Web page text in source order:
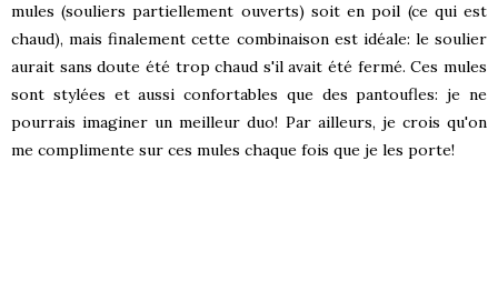
mules (souliers partiellement ouverts) soit en poil (ce qui est
chaud), mais finalement cette combinaison est idéale: le soulier
aurait sans doute été trop chaud s'il avait été fermé. Ces mules
sont stylées et aussi confortables que des pantoufles: je ne
pourrais imaginer un meilleur duo! Par ailleurs, je crois qu'on
me complimente sur ces mules chaque fois que je les porte!